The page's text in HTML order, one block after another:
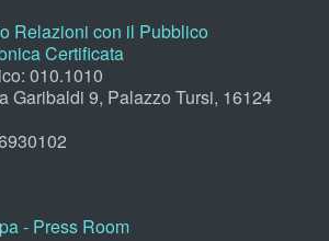
Relazioni con il Pubblico
Certificata
010.1010
Garibaldi 9, Palazzo Tursi, 16124
- Press Room